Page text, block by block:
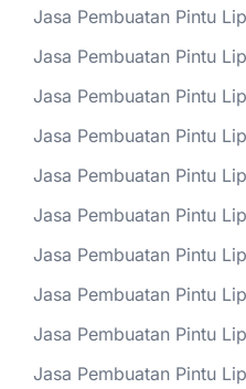
Jasa Pembuatan Pintu
Jasa Pembuatan Pintu
Jasa Pembuatan Pintu
Jasa Pembuatan Pintu
Jasa Pembuatan Pintu
Jasa Pembuatan Pintu
Jasa Pembuatan Pintu
Jasa Pembuatan Pintu
Jasa Pembuatan Pintu
Jasa Pembuatan Pintu